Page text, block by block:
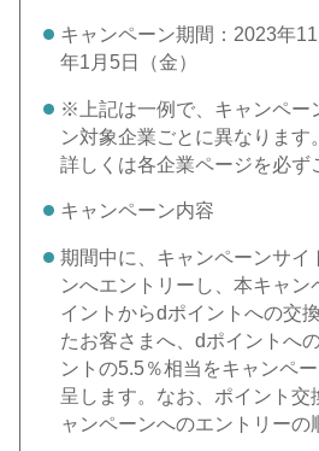
キャンペーン期間：2023年
年1月5日（金）
※上記は一例で、キャンペー
ン対象企業ごとに異なります。
詳しくは各企業ページを必ず
キャンペーン内容
期間中に、キャンペーンサイ
ンへエントリーし、本キャン
イントからdポイントへの交
たお客さまへ、dポイントへ
ントの5.5％相当をキャンペ
呈します。なお、ポイント交
ャンペーンへのエントリーの